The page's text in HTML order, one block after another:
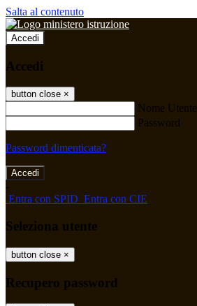
Salta al contenuto
Accedi
Accedi
button close ×
Nome Utente
Password
Password dimenticata?
-
Entra con SPID Entra con CIE
Seleziona utente
button close ×
Recupero password